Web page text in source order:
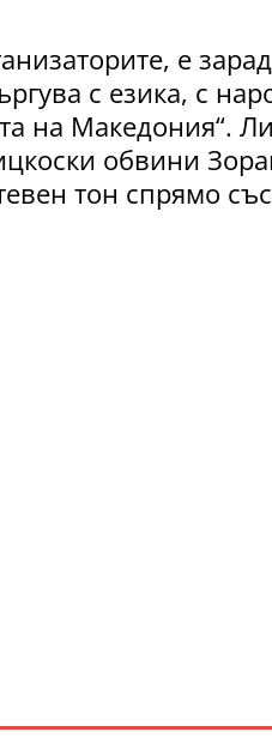
е
с езика, с
на Македония“.
обвини
тон спрямо